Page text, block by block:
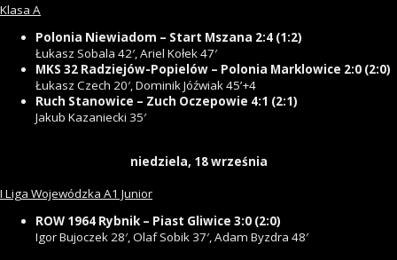
Klasa A
Polonia Niewiadom – Start Mszana 2:4 (1:2)
Łukasz Sobala 42′, Ariel Kołek 47′
MKS 32 Radziejów-Popielów – Polonia Marklowice 2:0 (2:0)
Łukasz Czech 20′, Dominik Jóźwiak 45’+4
Ruch Stanowice – Zuch Oczepowie 4:1 (2:1)
Jakub Kazaniecki 35′
niedziela, 18 września
I Liga Wojewódzka A1 Junior
ROW 1964 Rybnik – Piast Gliwice 3:0 (2:0)
Igor Bujoczek 28′, Olaf Sobik 37′, Adam Byzdra 48′